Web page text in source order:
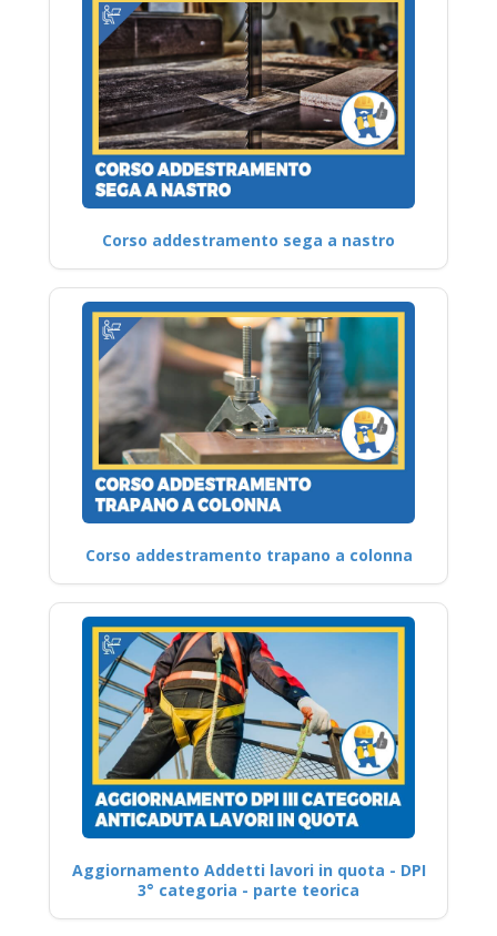
Corso addestramento sega a nastro
Corso addestramento trapano a colonna
Aggiornamento Addetti lavori in quota - DPI
3° categoria - parte teorica